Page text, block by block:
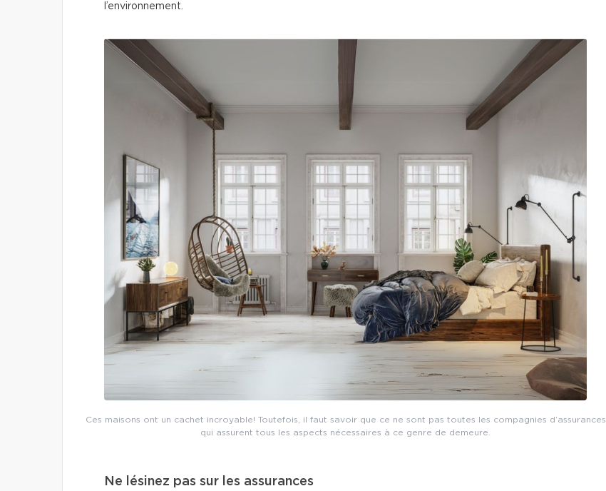
l’environnement.
Ces maisons ont un cachet incroyable! Toutefois, il faut savoir que ce ne sont pas toutes les compagnies d’assurances
qui assurent tous les aspects nécessaires à ce genre de demeure.
Ne lésinez pas sur les assurances